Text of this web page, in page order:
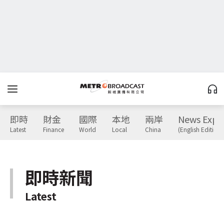
即時
Latest
財金
Finance
國際
World
本地
Local
兩岸
China
News
(English Edition)
即時新聞
Latest